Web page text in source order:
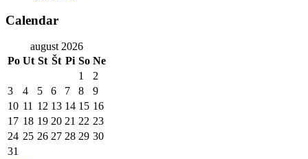
Calendar
august 2026
Po Ut St Št Pi So Ne
1
2
3
4 5 6 7 8
9
10 11 12 13 14 15 16
17 18 19 20 21 22 23
24 25 26 27 28 29 30
31